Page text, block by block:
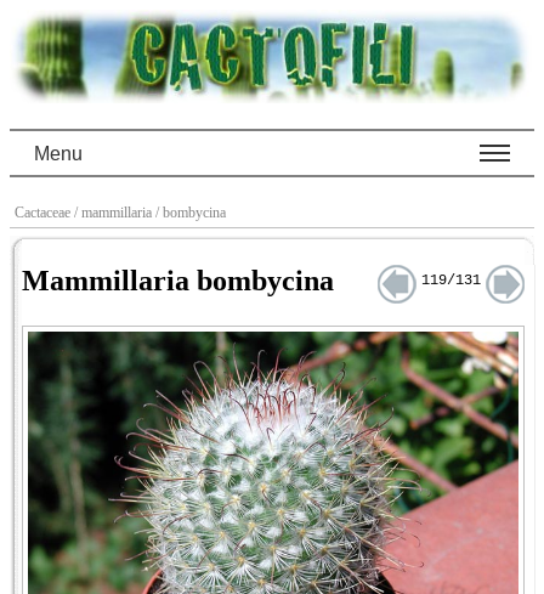
Menu
Cactaceae / mammillaria / bombycina
Mammillaria bombycina 119/131